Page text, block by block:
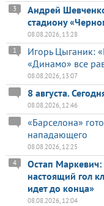
Андрей
стадиону
3
08.08.2026, 13:28
Игорь Цыганик:
«Динамо» все
1
08.08.2026, 13:07
8 августа.
08.08.2026, 12:46
«Барселона»
нападающего
08.08.2026, 12:25
Остап
настоящий гол
идет до конца»
4
08.08.2026, 12:04